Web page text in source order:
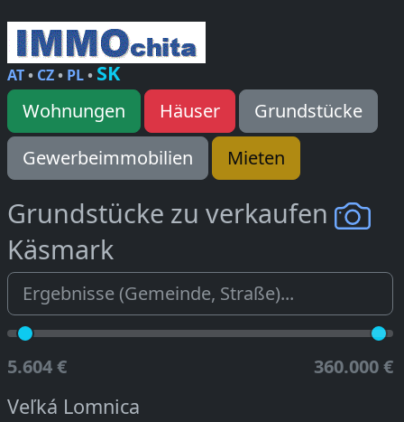
AT• CZ• PL• SK
Wohnungen Häuser
Grundstücke
Gewerbeimmobilien
Mieten
Grundstücke zu verkaufen
Käsmark
5.604 € 360.000 €
Veľká Lomnica